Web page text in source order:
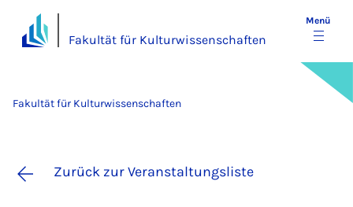
Fakultät für Kulturwissenschaften
Menü
Fakultät für Kulturwissenschaften
Zurück zur Veranstaltungsliste